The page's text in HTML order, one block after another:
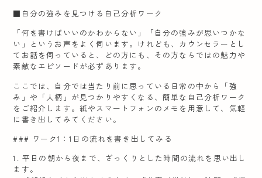
■自分の強みを見つける自己分析ワーク
「何を書けばいいのかわからない」「自分の強みが思いつかな
い」というお声をよく伺います。けれども、カウンセラーとし
てお話を伺っていると、どの方にも、その方ならではの魅力や
素敵なエピソードが必ずあります。
ここでは、自分では当たり前に思っている日常の中から「強
み」や「人柄」が見つかりやすくなる、簡単な自己分析ワーク
をご紹介します。紙やスマートフォンのメモを用意して、気軽
に書き出してみてください。
### ワーク1：1日の流れを書き出してみる
1. 平日の朝から夜まで、ざっくりとした時間の流れを思い出し
ます。